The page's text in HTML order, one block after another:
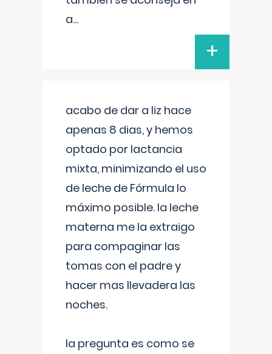
a...
+
acabo de dar a liz hace
apenas 8 dias, y hemos
optado por lactancia
mixta, minimizando el uso
de leche de Fórmula lo
máximo posible. la leche
materna me la extraigo
para compaginar las
tomas con el padre y
hacer mas llevadera las
noches.
la pregunta es como se